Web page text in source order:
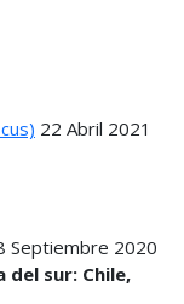
22 Abril 2021
Septiembre 2020
del sur: Chile,